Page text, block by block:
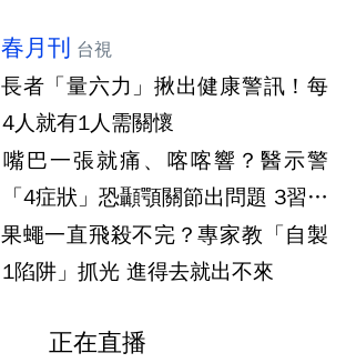
月刊 台視
長者「量六力」揪出健康警訊！每
4人就有1人需關懷
嘴巴一張就痛、喀喀響？醫示警
「4症狀」恐顳顎關節出問題 3習慣
快戒
果蠅一直飛殺不完？專家教「自製
1陷阱」抓光 進得去就出不來
正在直播